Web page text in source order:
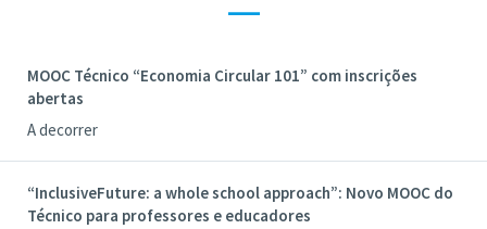
MOOC Técnico “Economia Circular 101” com inscrições
abertas
A decorrer
“InclusiveFuture: a whole school approach”: Novo MOOC do
Técnico para professores e educadores